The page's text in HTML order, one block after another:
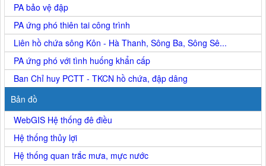
PA bảo vệ đập
PA ứng phó thiên tai công trình
Liên hồ chứa sông Kôn - Hà Thanh, Sông Ba, Sông Sê...
PA ứng phó với tình huống khẩn cấp
Ban Chỉ huy PCTT - TKCN hồ chứa, đập dâng
Bản đồ
WebGIS Hệ thống đê điều
Hệ thống thủy lợi
Hệ thống quan trắc mưa, mực nước